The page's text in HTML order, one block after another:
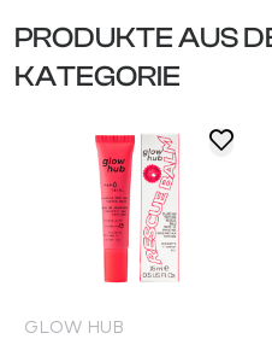
PRODUKTE AUS
KATEGORIE
GLOW HUB